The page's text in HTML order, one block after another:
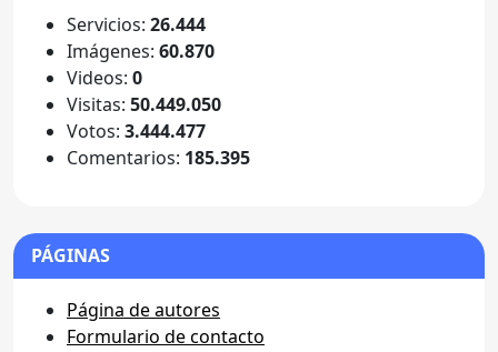
Servicios: 26.444
Imágenes: 60.870
Videos: 0
Visitas: 50.449.050
Votos: 3.444.477
Comentarios: 185.395
PÁGINAS
Página de autores
Formulario de contacto